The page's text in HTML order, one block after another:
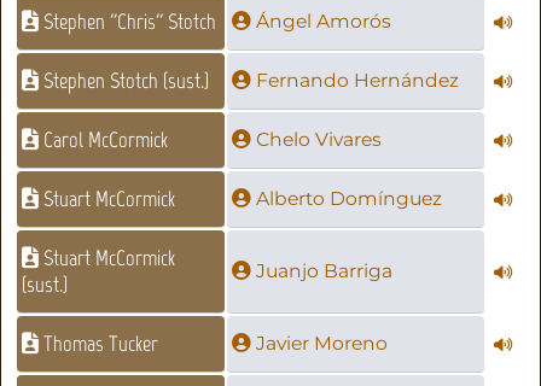
Stephen ''Chris'' Stotch Ángel Amorós
Stephen Stotch (sust.) Fernando Hernández
Carol McCormick Chelo Vivares
Stuart McCormick Alberto Domínguez
Stuart McCormick
(sust.)
Juanjo Barriga
Thomas Tucker Javier Moreno